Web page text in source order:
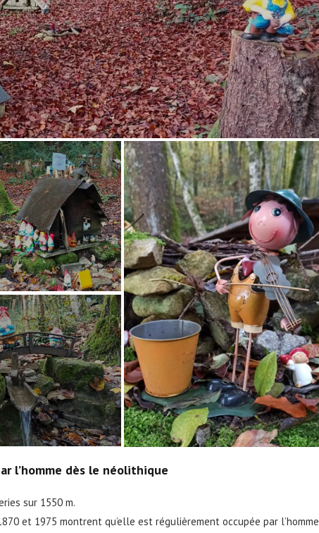
l’homme dès le néolithique
sur 1550 m.
et 1975 montrent qu’elle est régulièrement occupée par l’homme